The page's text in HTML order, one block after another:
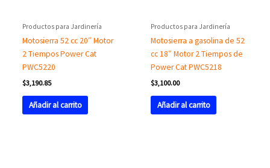
Productos para Jardinería
Motosierra 52 cc 20″ Motor
2 Tiempos Power Cat
PWC5220
$3,190.85
Añadir al carrito
Productos para Jardinería
Motosierra a gasolina de 52
cc 18″ Motor 2 Tiempos de
Power Cat PWC5218
$3,100.00
Añadir al carrito